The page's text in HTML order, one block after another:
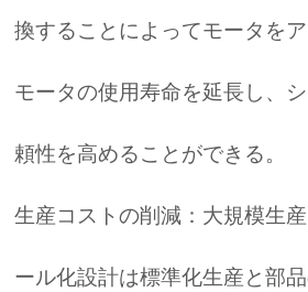
換することによってモータをア
モータの使用寿命を延長し、
頼性を高めることができる。
生産コストの削減：大規模生
ール化設計は標準化生産と部